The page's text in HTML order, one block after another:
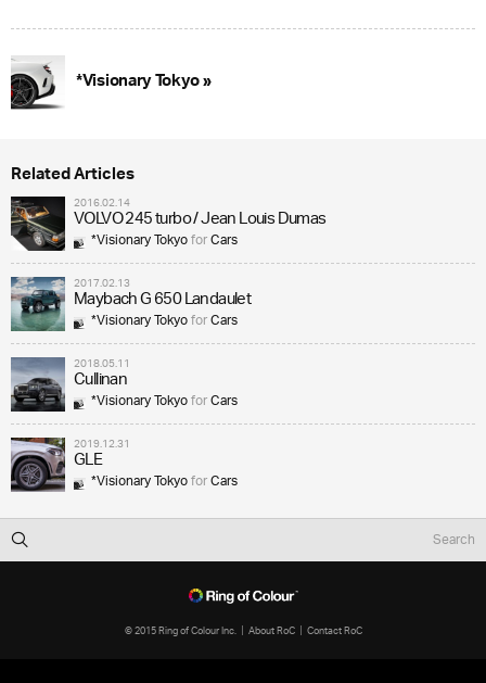
*Visionary Tokyo »
Related Articles
2016.02.14
VOLVO 245 turbo / Jean Louis Dumas
*Visionary TokyoforCars
2017.02.13
Maybach G 650 Landaulet
*Visionary TokyoforCars
2018.05.11
Cullinan
*Visionary TokyoforCars
2019.12.31
GLE
*Visionary TokyoforCars
© 2015 Ring of Colour Inc. About RoC Contact RoC